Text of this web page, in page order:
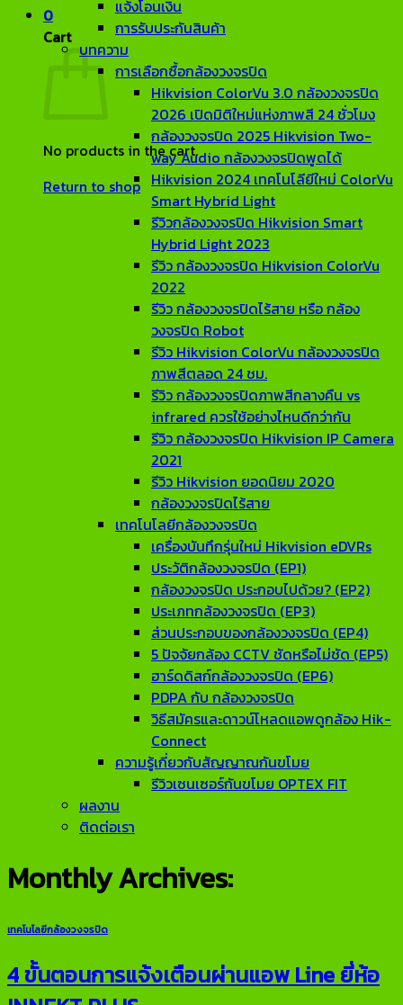
0
Cart
No products in the cart.
Return to shop
แจ้งโอนเงิน
การรับประกันสินค้า
บทความ
การเลือกซื้อกล้องวงจรปิด
Hikvision ColorVu 3.0 กล้องวงจรปิด
2026 เปิดมิติใหม่แห่งภาพสี 24 ชั่วโมง
กล้องวงจรปิด 2025 Hikvision Two-
way Audio กล้องวงจรปิดพูดได้
Hikvision 2024 เทคโนโลียีใหม่ ColorVu
Smart Hybrid Light
รีวิวกล้องวงจรปิด Hikvision Smart
Hybrid Light 2023
รีวิว กล้องวงจรปิด Hikvision ColorVu
2022
รีวิว กล้องวงจรปิดไร้สาย หรือ กล้อง
วงจรปิด Robot
รีวิว Hikvision ColorVu กล้องวงจรปิด
ภาพสีตลอด 24 ชม.
รีวิว กล้องวงจรปิดภาพสีกลางคืน vs
infrared ควรใช้อย่างไหนดีกว่ากัน
รีวิว กล้องวงจรปิด Hikvision IP Camera
2021
รีวิว Hikvision ยอดนิยม 2020
กล้องวงจรปิดไร้สาย
เทคโนโลยีกล้องวงจรปิด
เครื่องบันทึกรุ่นใหม่ Hikvision eDVRs
ประวัติกล้องวงจรปิด (EP1)
กล้องวงจรปิด ประกอบไปด้วย? (EP2)
ประเภทกล้องวงจรปิด (EP3)
ส่วนประกอบของกล้องวงจรปิด (EP4)
5 ปัจจัยกล้อง CCTV ชัดหรือไม่ชัด (EP5)
ฮาร์ดดิสก์กล้องวงจรปิด (EP6)
PDPA กับ กล้องวงจรปิด
วิธีสมัครและดาวน์โหลดแอพดูกล้อง Hik-
Connect
ความรู้เกี่ยวกับสัญญาณกันขโมย
รีวิวเซนเซอร์กันขโมย OPTEX FIT
ผลงาน
ติดต่อเรา
Monthly Archives:
เทคโนโลยีกล้องวงจรปิด
4 ขั้นตอนการแจ้งเตือนผ่านแอพ Line ยี่ห้อ